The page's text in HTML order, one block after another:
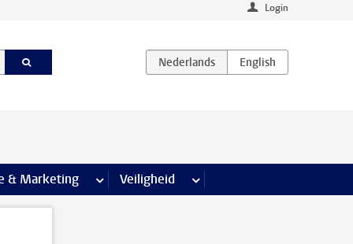
Login
& Marketing meer Communicatie & Marketing pagina’s
Veiligheid meer Veiligheid pagina’s